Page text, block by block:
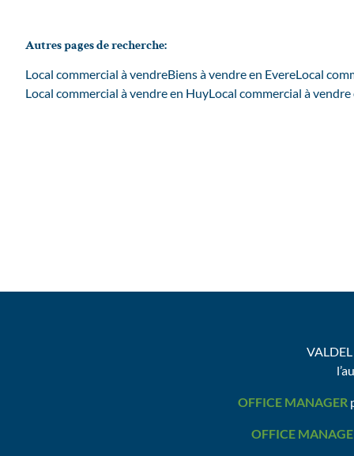
Autres pages de recherche:
Local commercial à vendreBiens à vendre en EvereLocal
Local commercial à vendre en HuyLocal commercial à
OFFICE MANAGER
OFFICE